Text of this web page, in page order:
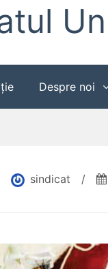
Despre noi
sindicat /